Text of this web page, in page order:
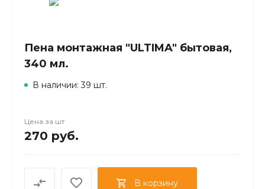
Пена монтажная "ULTIMA" бытовая,
340 мл.
В наличии: 39 шт.
Цена за шт
270 руб.
В корзину